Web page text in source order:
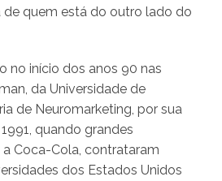
de quem está do outro lado do
no início dos anos 90 nas
da Universidade de
de Neuromarketing, por sua
quando grandes
Coca-Cola, contrataram
dos Estados Unidos